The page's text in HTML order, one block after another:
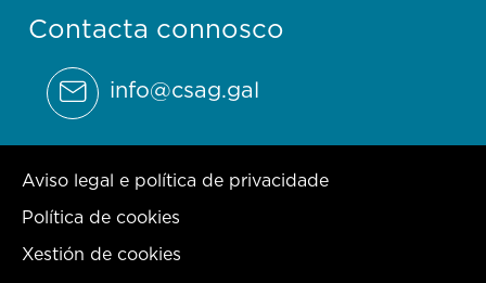
Contacta connosco
info@csag.gal
Aviso legal e política de privacidade
Política de cookies
Xestión de cookies